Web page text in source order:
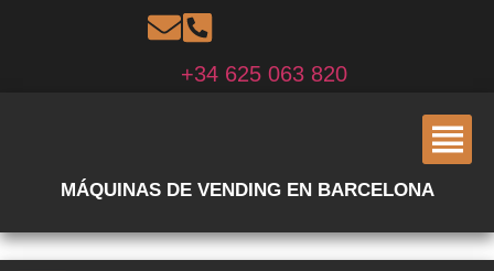
+34 625 063 820
MÁQUINAS DE VENDING EN BARCELONA